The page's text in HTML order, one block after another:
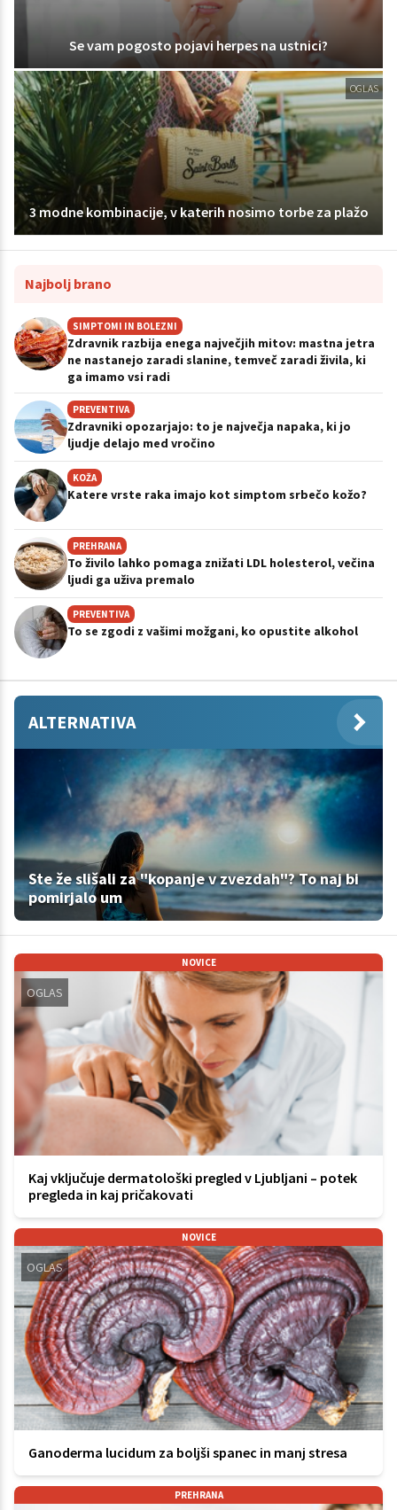
Se vam pogosto pojavi herpes na ustnici?
OGLAS
3 modne kombinacije, v katerih nosimo torbe za plažo
Najbolj brano
SIMPTOMI IN BOLEZNI
Zdravnik razbija enega največjih mitov: mastna jetra
ne nastanejo zaradi slanine, temveč zaradi živila, ki
ga imamo vsi radi
PREVENTIVA
Zdravniki opozarjajo: to je največja napaka, ki jo
ljudje delajo med vročino
KOŽA
Katere vrste raka imajo kot simptom srbečo kožo?
PREHRANA
To živilo lahko pomaga znižati LDL holesterol, večina
ljudi ga uživa premalo
PREVENTIVA
To se zgodi z vašimi možgani, ko opustite alkohol
ALTERNATIVA
Ste že slišali za "kopanje v zvezdah"? To naj bi
pomirjalo um
NOVICE
OGLAS
Kaj vključuje dermatološki pregled v Ljubljani – potek
pregleda in kaj pričakovati
NOVICE
OGLAS
Ganoderma lucidum za boljši spanec in manj stresa
PREHRANA